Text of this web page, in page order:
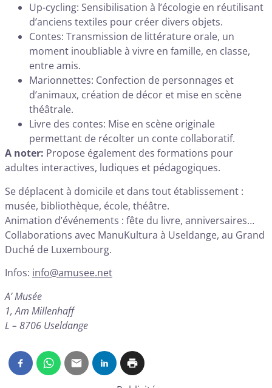
Up-cycling: Sensibilisation à l’écologie en réutilisant
d’anciens textiles pour créer divers objets.
Contes: Transmission de littérature orale, un
moment inoubliable à vivre en famille, en classe,
entre amis.
Marionnettes: Confection de personnages et
d’animaux, création de décor et mise en scène
théâtrale.
Livre des contes: Mise en scène originale
permettant de récolter un conte collaboratif.
A noter: Propose également des formations pour
adultes interactives, ludiques et pédagogiques.
Se déplacent à domicile et dans tout établissement :
musée, bibliothèque, école, théâtre.
Animation d’événements : fête du livre, anniversaires…
Collaborations avec ManuKultura à Useldange, au Grand
Duché de Luxembourg.
Infos: info@amusee.net
A’ Musée
1, Am Millenhaff
L – 8706 Useldange